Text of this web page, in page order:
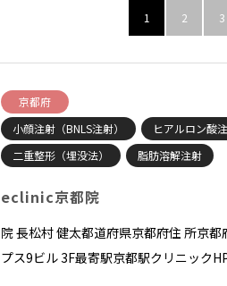
1 2 3
京都府
小顔注射（BNLS注射）
ヒアルロン酸
二重整形（埋没法）
脂肪溶解注射
eclinic京都院
院 長松村 健太都道府県京都府住 所京
プス9ビル 3F最寄駅京都駅クリニック